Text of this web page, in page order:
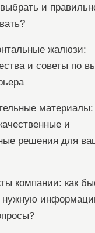
и
жалюзи:
и советы по
материалы:
и
решения для
компании: как
нужную